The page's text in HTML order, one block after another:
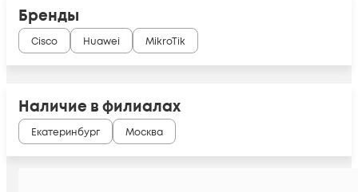
Бренды
Cisco Huawei MikroTik
Наличие в филиалах
Екатеринбург Москва